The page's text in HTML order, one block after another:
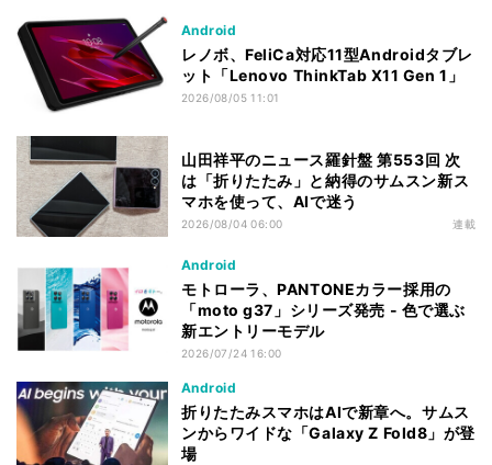
Android
レノボ、FeliCa対応11型Androidタブレ
ット「Lenovo ThinkTab X11 Gen 1」
2026/08/05 11:01
山田祥平のニュース羅針盤 第553回 次
は「折りたたみ」と納得のサムスン新ス
マホを使って、AIで迷う
2026/08/04 06:00 連載
Android
モトローラ、PANTONEカラー採用の
「moto g37」シリーズ発売 - 色で選ぶ
新エントリーモデル
2026/07/24 16:00
Android
折りたたみスマホはAIで新章へ。サムス
ンからワイドな「Galaxy Z Fold8」が登
場